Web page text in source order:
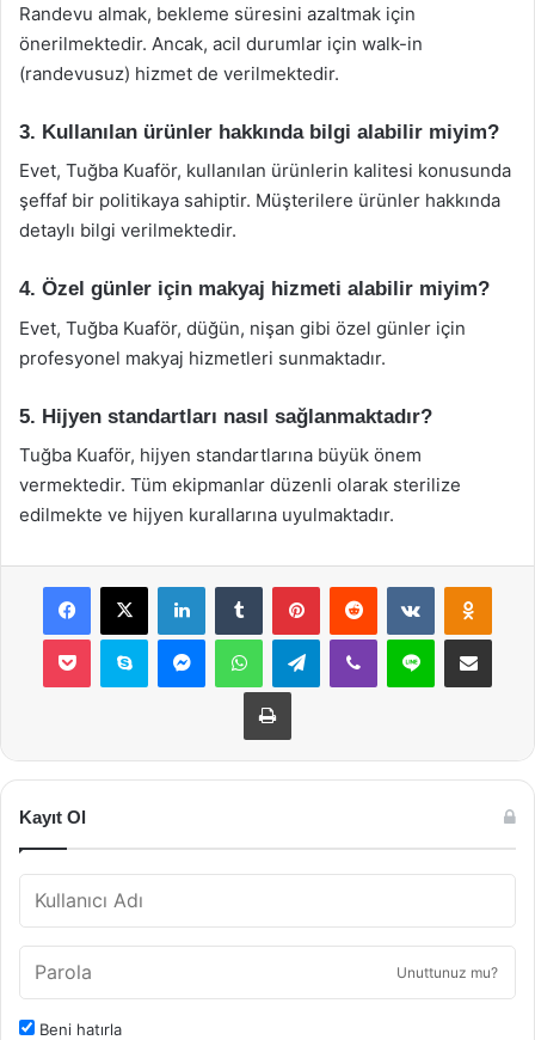
Randevu almak, bekleme süresini azaltmak için
önerilmektedir. Ancak, acil durumlar için walk-in
(randevusuz) hizmet de verilmektedir.
3. Kullanılan ürünler hakkında bilgi alabilir miyim?
Evet, Tuğba Kuaför, kullanılan ürünlerin kalitesi konusunda
şeffaf bir politikaya sahiptir. Müşterilere ürünler hakkında
detaylı bilgi verilmektedir.
4. Özel günler için makyaj hizmeti alabilir miyim?
Evet, Tuğba Kuaför, düğün, nişan gibi özel günler için
profesyonel makyaj hizmetleri sunmaktadır.
5. Hijyen standartları nasıl sağlanmaktadır?
Tuğba Kuaför, hijyen standartlarına büyük önem
vermektedir. Tüm ekipmanlar düzenli olarak sterilize
edilmekte ve hijyen kurallarına uyulmaktadır.
Facebook
X LinkedInTumblr PinterestReddit VKontakte
Pocket Skype MessengerWhatsAppTelegramViber Line E-Posta ile
Yazdır
Kayıt Ol
Unuttunuz mu?
Beni hatırla